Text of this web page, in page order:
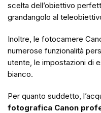
scelta dell’obiettivo
grandangolo al
Inoltre, le fotocamere
numerose funzionalità
utente, le impostazioni di
bianco.
Per quanto suddetto,
fotografica Canon